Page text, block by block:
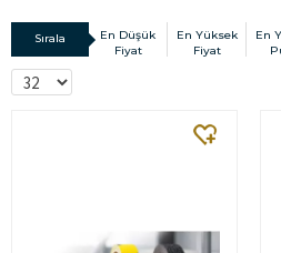
Sırala
En Düşük
Fiyat
En Yüksek
Fiyat
En